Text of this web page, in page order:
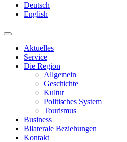
Deutsch
English
Aktuelles
Service
Die Region
Allgemein
Geschichte
Kultur
Politisches System
Tourismus
Business
Bilaterale Beziehungen
Kontakt